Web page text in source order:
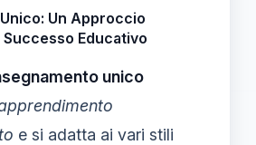
Un Approccio
Educativo
unico
e si adatta ai vari stili